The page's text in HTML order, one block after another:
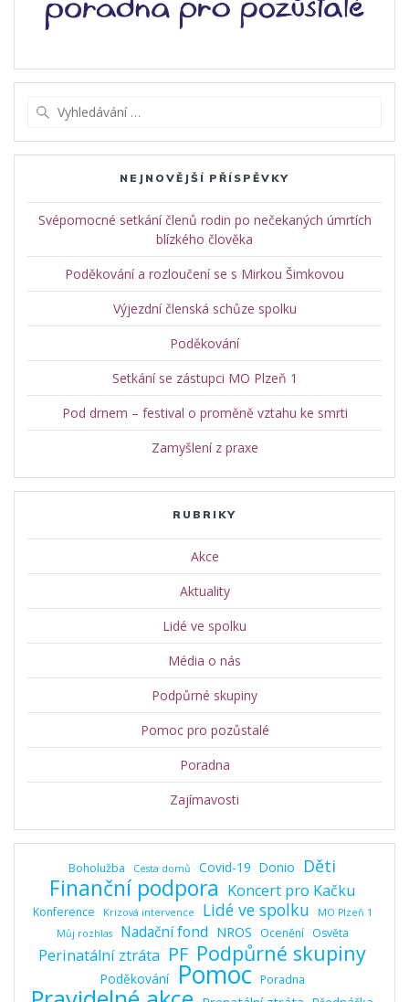
NEJNOVĚJŠÍ PŘÍSPĚVKY
Svépomocné setkání členů rodin po nečekaných úmrtích
blízkého člověka
Poděkování a rozloučení se s Mirkou Šimkovou
Výjezdní členská schůze spolku
Poděkování
Setkání se zástupci MO Plzeň 1
Pod drnem – festival o proměně vztahu ke smrti
Zamyšlení z praxe
RUBRIKY
Akce
Aktuality
Lidé ve spolku
Média o nás
Podpůrné skupiny
Pomoc pro pozůstalé
Poradna
Zajímavosti
Boholužba Cesta domů Covid-19 Donio Děti
Finanční podpora Koncert pro Kačku
Konference Krizová intervence Lidé ve spolku
MO Plzeň 1
Můj rozhlas
Nadační fond NROS Ocenění Osvěta
Perinatální ztráta PF Podpůrné skupiny
Poděkování Pomoc Poradna